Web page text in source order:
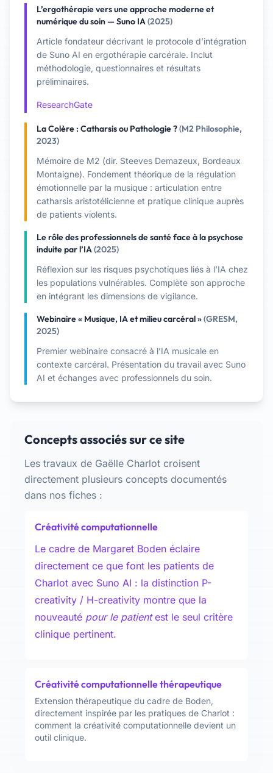
L’ergothérapie vers une approche moderne et
numérique du soin — Suno IA(2025)
Article fondateur décrivant le protocole d’intégration
de Suno AI en ergothérapie carcérale. Inclut
méthodologie, questionnaires et résultats
préliminaires.
ResearchGate
La Colère : Catharsis ou Pathologie ?(M2 Philosophie,
2023)
Mémoire de M2 (dir. Steeves Demazeux, Bordeaux
Montaigne). Fondement théorique de la régulation
émotionnelle par la musique : articulation entre
catharsis aristotélicienne et pratique clinique auprès
de patients violents.
Le rôle des professionnels de santé face à la psychose
induite par l’IA(2025)
Réflexion sur les risques psychotiques liés à l’IA chez
les populations vulnérables. Complète son approche
en intégrant les dimensions de vigilance.
Webinaire « Musique, IA et milieu carcéral »(GRESM,
2025)
Premier webinaire consacré à l’IA musicale en
contexte carcéral. Présentation du travail avec Suno
AI et échanges avec professionnels du soin.
Concepts associés sur ce site
Les travaux de Gaëlle Charlot croisent
directement plusieurs concepts documentés
dans nos fiches :
Créativité computationnelle
Le cadre de Margaret Boden éclaire
directement ce que font les patients de
Charlot avec Suno AI : la distinction P-
creativity / H-creativity montre que la
nouveauté pour le patientest le seul critère
clinique pertinent.
Créativité computationnelle thérapeutique
Extension thérapeutique du cadre de Boden,
directement inspirée par les pratiques de Charlot :
comment la créativité computationnelle devient un
outil clinique.